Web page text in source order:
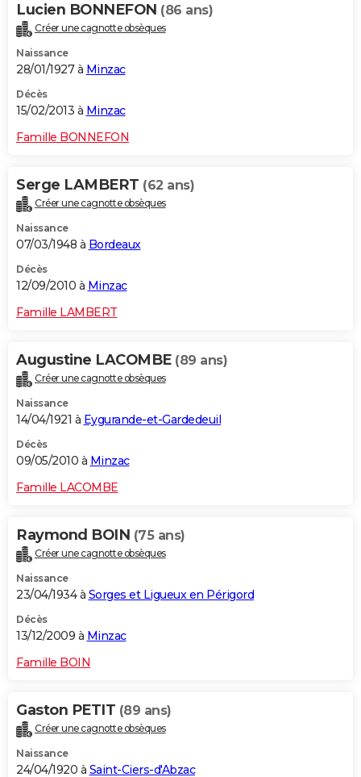
Lucien BONNEFON (86 ans)
Créer une cagnotte obsèques
Naissance
28/01/1927 à Minzac
Décès
15/02/2013 à Minzac
Famille BONNEFON
Serge LAMBERT (62 ans)
Créer une cagnotte obsèques
Naissance
07/03/1948 à Bordeaux
Décès
12/09/2010 à Minzac
Famille LAMBERT
Augustine LACOMBE (89 ans)
Créer une cagnotte obsèques
Naissance
14/04/1921 à Eygurande-et-Gardedeuil
Décès
09/05/2010 à Minzac
Famille LACOMBE
Raymond BOIN (75 ans)
Créer une cagnotte obsèques
Naissance
23/04/1934 à Sorges et Ligueux en Périgord
Décès
13/12/2009 à Minzac
Famille BOIN
Gaston PETIT (89 ans)
Créer une cagnotte obsèques
Naissance
24/04/1920 à Saint-Ciers-d'Abzac